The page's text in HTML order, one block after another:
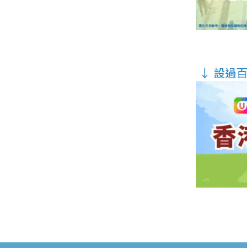
↓ 設過